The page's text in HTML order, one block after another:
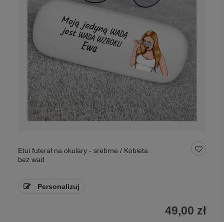
Etui futerał na okulary - srebrne / Kobieta
bez wad
Personalizuj
49,00 zł